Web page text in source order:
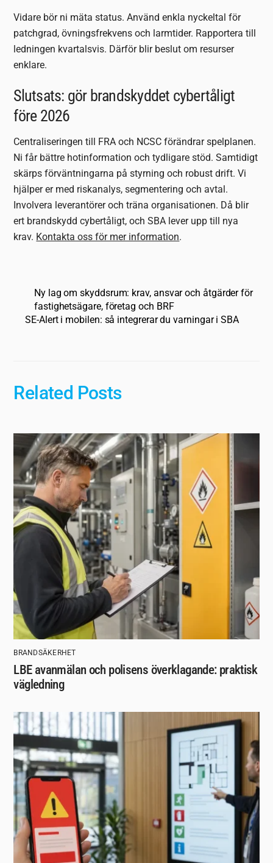
Vidare bör ni mäta status. Använd enkla nyckeltal för
patchgrad, övningsfrekvens och larmtider. Rapportera till
ledningen kvartalsvis. Därför blir beslut om resurser
enklare.
Slutsats: gör brandskyddet cybertåligt
före 2026
Centraliseringen till FRA och NCSC förändrar spelplanen.
Ni får bättre hotinformation och tydligare stöd. Samtidigt
skärps förväntningarna på styrning och robust drift. Vi
hjälper er med riskanalys, segmentering och avtal.
Involvera leverantörer och träna organisationen. Då blir
ert brandskydd cybertåligt, och SBA lever upp till nya
krav. Kontakta oss för mer information.
Ny lag om skyddsrum: krav, ansvar och åtgärder för
fastighetsägare, företag och BRF
SE-Alert i mobilen: så integrerar du varningar i SBA
Related Posts
BRANDSÄKERHET
LBE avanmälan och polisens överklagande: praktisk
vägledning